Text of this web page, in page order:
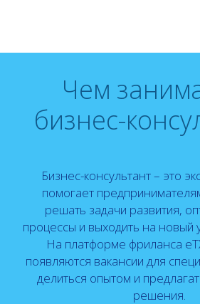
Чем
бизнес-
Бизнес-консультант – это
помогает
решать задачи развития,
процессы и выходить на новый
На платформе фриланса
появляются вакансии для
делиться опытом и
решения.